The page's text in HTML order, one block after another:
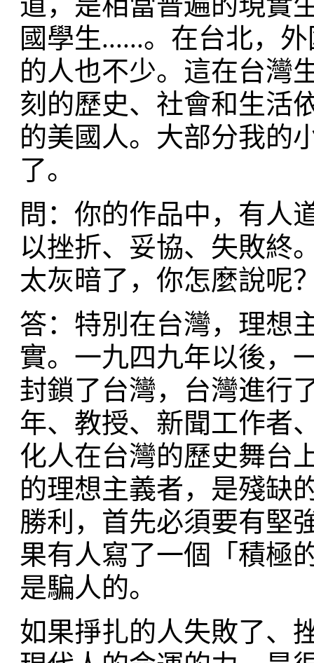
國學生......。在台北，
的人也不少。這在台灣
刻的歷史、社會和生活
的美國人。大部分我的
了。
問：你的作品中，有人
以挫折、妥協、失敗終
太灰暗了，你怎麼說呢
答：特別在台灣，理想
實。一九四九年以後，
封鎖了台灣，台灣進行
年、教授、新聞工作者
化人在台灣的歷史舞台
的理想主義者，是殘缺
勝利，首先必須要有堅
果有人寫了一個「積極
是騙人的。
如果掙扎的人失敗了、